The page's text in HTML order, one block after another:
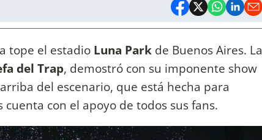
tope el estadio Luna Park de Buenos Aires. La
del Trap, demostró con su imponente show
del escenario, que está hecha para
con el apoyo de todos sus fans.